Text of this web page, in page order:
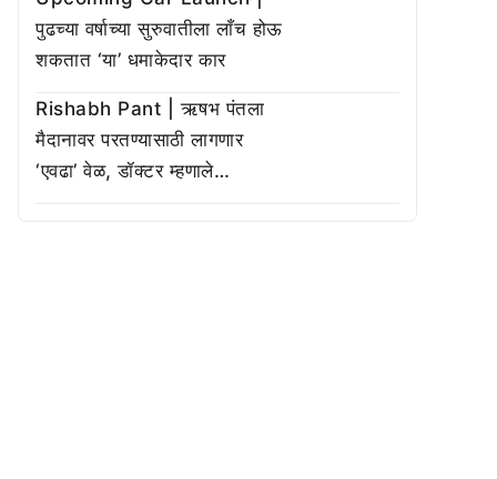
पुढच्या वर्षाच्या सुरुवातीला लाँच होऊ
शकतात ‘या’ धमाकेदार कार
Rishabh Pant | ऋषभ पंतला
मैदानावर परतण्यासाठी लागणार
‘एवढा’ वेळ, डॉक्टर म्हणाले…